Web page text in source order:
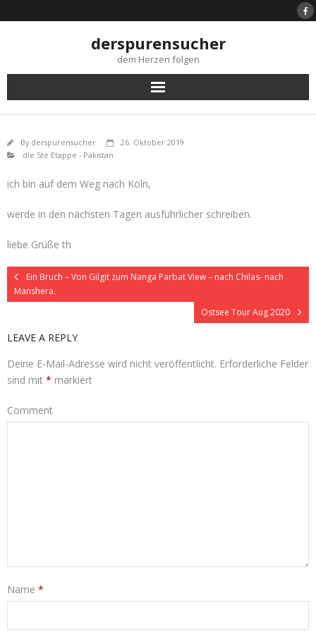
to
derspurensucher
dem Herzen folgen
By derspurensucher
26. Oktober 2019
die 5te Etappe - Pakistan
ich bin auf dem Weg nach Köln,
werde in den nächsten Tagen ausführlicher schreiben.
liebe Grüße th
Ein Bruch – Von Gilgit zum Nanga Parbat View – nach Chilas- nach
Manshera.
Ostsee Tour Aug 2020
LEAVE A REPLY
Deine E-Mail-Adresse wird nicht veröffentlicht. Erforderliche Felder
sind mit * markiert
Comment
Name *